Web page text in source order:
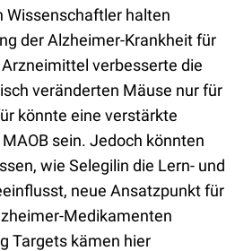
Wissenschaftler halten
der Alzheimer-Krankheit für
verbesserte die
veränderten Mäuse nur für
könnte eine verstärkte
sein. Jedoch könnten
wie Selegilin die Lern- und
neue Ansatzpunkt für
Medikamenten
Targets kämen hier